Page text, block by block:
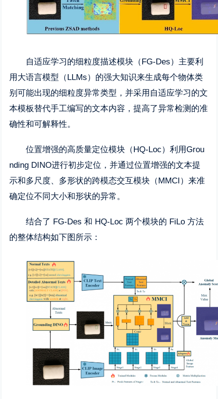
自适应学习的细粒度描述模块（FG-Des）主要利
用大语言模型（LLMs）的强大知识来生成每个物体类
别可能出现的细粒度异常类型，并采用自适应学习的文
本模板替代手工编写的文本内容，提高了异常检测的准
确性和可解释性。
位置增强的高质量定位模块（HQ-Loc）利用Grou
nding DINO进行初步定位，并通过位置增强的文本提
示和多尺度、多形状的跨模态交互模块（MMCI）来准
确定位不同大小和形状的异常。
结合了 FG-Des 和 HQ-Loc 两个模块的 FiLo 方法
的整体结构如下图所示：